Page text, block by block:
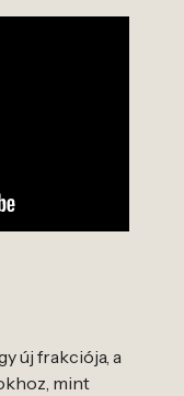
új frakciója, a
mint